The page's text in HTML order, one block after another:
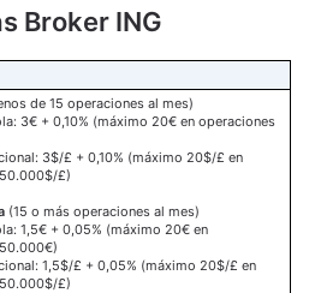
Broker ING
de 15 operaciones al mes)
3€ + 0,10% (máximo 20€ en operaciones
3$/£ + 0,10% (máximo 20$/£ en
£)
(15 o más operaciones al mes)
1,5€ + 0,05% (máximo 20€ en
1,5$/£ + 0,05% (máximo 20$/£ en
£)